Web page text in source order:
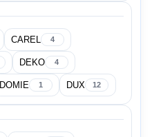
2
358
CAREL 4
DEKO 4
DOMIE 1 DUX 12